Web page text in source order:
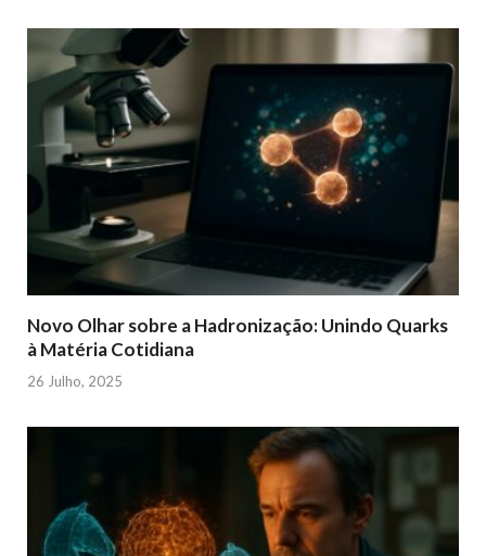
Novo Olhar sobre a Hadronização: Unindo Quarks
à Matéria Cotidiana
26 Julho, 2025